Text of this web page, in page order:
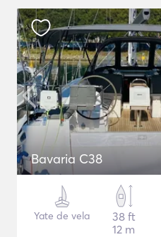
Bavaria C38
Yate de vela
38 ft
12 m